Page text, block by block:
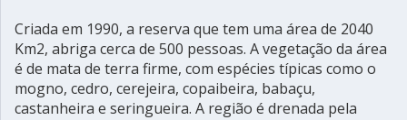
Criada em 1990, a reserva que tem uma área de 2040
Km2, abriga cerca de 500 pessoas. A vegetação da área
é de mata de terra firme, com espécies típicas como o
mogno, cedro, cerejeira, copaibeira, babaçu,
castanheira e seringueira. A região é drenada pela